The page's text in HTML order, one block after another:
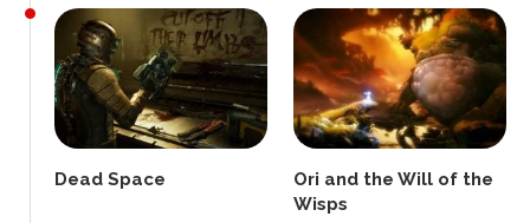
Dead Space
Ori and the Will of the
Wisps